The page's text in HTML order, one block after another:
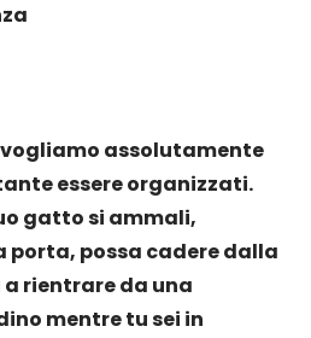
vogliamo assolutamente
essere organizzati.
gatto si ammali,
possa cadere dalla
rientrare da una
mentre tu sei in